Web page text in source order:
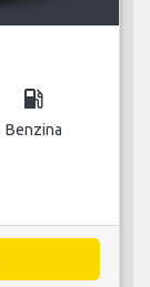
local_gas_station
Benzina